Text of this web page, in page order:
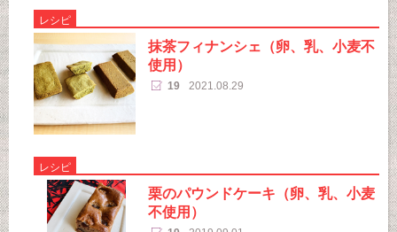
レシピ
抹茶フィナンシェ（卵、乳、小麦不
使用）
19 2021.08.29
レシピ
栗のパウンドケーキ（卵、乳、小麦
不使用）